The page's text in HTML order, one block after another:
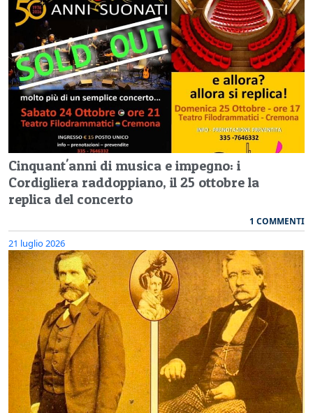
Cinquant'anni di musica e impegno: i
Cordigliera raddoppiano, il 25 ottobre la
replica del concerto
1 COMMENTI
21 luglio 2026